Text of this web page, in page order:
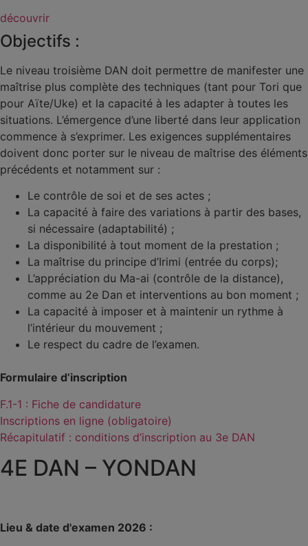
découvrir
Objectifs :
Le niveau troisième DAN doit permettre de manifester une
maîtrise plus complète des techniques (tant pour Tori que
pour Aïte/Uke) et la capacité à les adapter à toutes les
situations. L’émergence d’une liberté dans leur application
commence à s’exprimer. Les exigences supplémentaires
doivent donc porter sur le niveau de maîtrise des éléments
précédents et notamment sur :
Le contrôle de soi et de ses actes ;
La capacité à faire des variations à partir des bases,
si nécessaire (adaptabilité) ;
La disponibilité à tout moment de la prestation ;
La maîtrise du principe d’Irimi (entrée du corps);
L’appréciation du Ma-ai (contrôle de la distance),
comme au 2e Dan et interventions au bon moment ;
La capacité à imposer et à maintenir un rythme à
l’intérieur du mouvement ;
Le respect du cadre de l’examen.
Formulaire d’inscription
F.1-1 : Fiche de candidature
Inscriptions en ligne (obligatoire)
Récapitulatif : conditions d’inscription au 3e DAN
4E DAN – YONDAN
Lieu & date d'examen 2026 :